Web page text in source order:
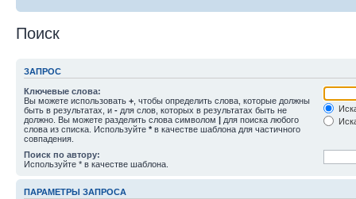
Поиск
ЗАПРОС
Ключевые слова:
Вы можете использовать + , чтобы определить слова, которые должны
быть в результатах, и - для слов, которых в результатах быть не
должно. Вы можете разделить слова символом | для поиска любого
слова из списка. Используйте * в качестве шаблона для частичного
совпадения.
Поиск по автору:
Используйте * в качестве шаблона.
ПАРАМЕТРЫ ЗАПРОСА